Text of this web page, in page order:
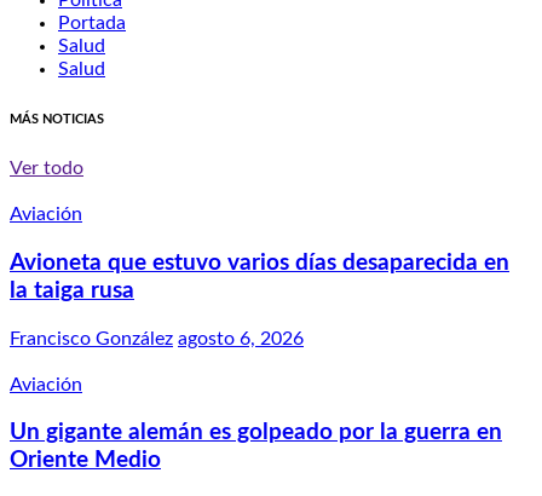
Portada
Salud
Salud
MÁS NOTICIAS
Ver todo
Aviación
Avioneta que estuvo varios días desaparecida en
la taiga rusa
Francisco González agosto 6, 2026
Aviación
Un gigante alemán es golpeado por la guerra en
Oriente Medio